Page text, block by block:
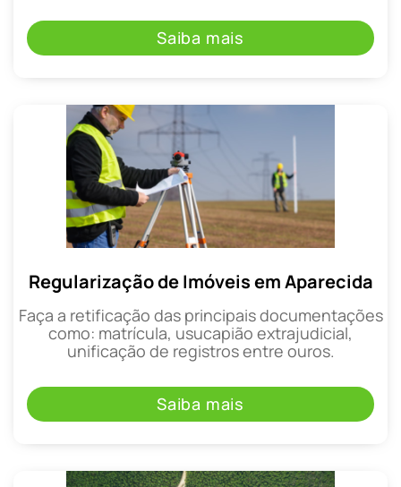
Saiba mais
Regularização de Imóveis em Aparecida
Faça a retificação das principais documentações
como: matrícula, usucapião extrajudicial,
unificação de registros entre ouros.
Saiba mais